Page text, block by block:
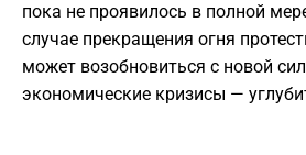
пока не проявилось в полной
случае прекращения огня
может возобновиться с новой
экономические кризисы —